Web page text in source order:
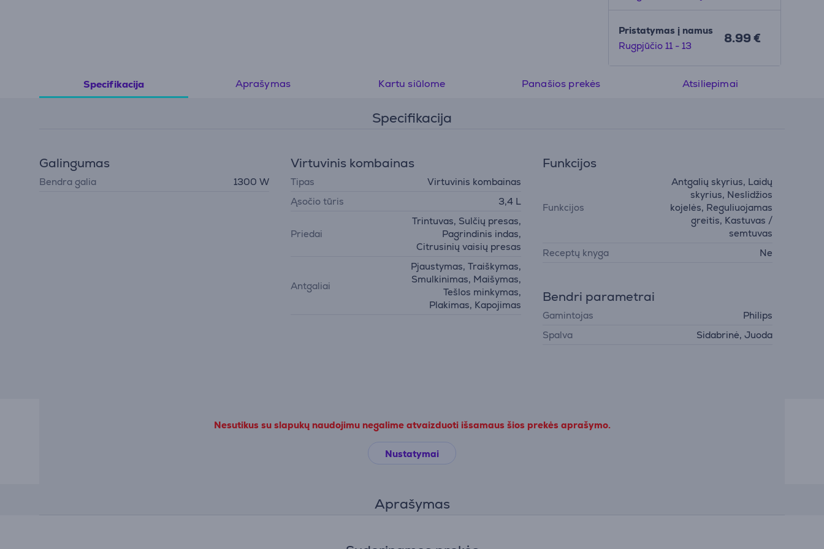
Pristatymas į namus
Rugpjūčio 11 - 13
8.99 €
Specifikacija Aprašymas Kartu siūlome Panašios prekės Atsiliepimai
Specifikacija
Galingumas
Bendra galia 1300 W
Virtuvinis kombainas
Tipas
Virtuvinis kombainas
Ąsočio tūris
3,4 L
Priedai
Trintuvas, Sulčių presas,
Pagrindinis indas,
Citrusinių vaisių presas
Antgaliai
Pjaustymas, Traiškymas,
Smulkinimas, Maišymas,
Tešlos minkymas,
Plakimas, Kapojimas
Funkcijos
Funkcijos
Antgalių skyrius, Laidų
skyrius, Neslidžios
kojelės, Reguliuojamas
greitis, Kastuvas /
semtuvas
Receptų knyga
Ne
Bendri parametrai
Gamintojas
Philips
Spalva
Sidabrinė, Juoda
Nesutikus su slapukų naudojimu negalime atvaizduoti išsamaus šios prekės aprašymo.
Nustatymai
Aprašymas